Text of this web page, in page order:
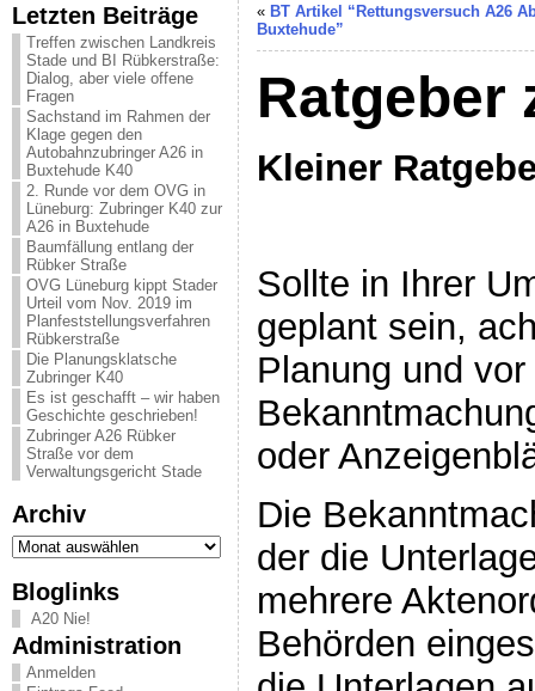
Letzten Beiträge
Treffen zwischen Landkreis
Stade und BI Rübkerstraße:
Dialog, aber viele offene
Fragen
Sachstand im Rahmen der
Klage gegen den
Autobahnzubringer A26 in
Buxtehude K40
2. Runde vor dem OVG in
Lüneburg: Zubringer K40 zur
A26 in Buxtehude
Baumfällung entlang der
Rübker Straße
OVG Lüneburg kippt Stader
Urteil vom Nov. 2019 im
Planfeststellungsverfahren
Rübkerstraße
Die Planungsklatsche
Zubringer K40
Es ist geschafft – wir haben
Geschichte geschrieben!
Zubringer A26 Rübker
Straße vor dem
Verwaltungsgericht Stade
Archiv
Archiv
Bloglinks
A20 Nie!
Administration
Anmelden
« BT Artikel “Rettungsversuch A26
Buxtehude”
Ratgeber
Kleiner
Sollte in Ihrer
geplant sein,
Planung und
oder
Die
der die
mehrere
Behörden